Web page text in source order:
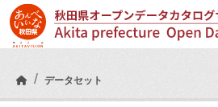
Skip to main content
データセット